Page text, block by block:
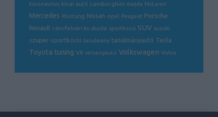
koronavírus kínai autó Lamborghini mazda McLaren
Mercedes Mustang Nissan opel Peugeot Porsche
Renault ráncfelvarrás skoda sportkocsi SUV suzuki
szuper-sportkocsi tanulmány tanulmányautó Tesla
Toyota tuning V8 versenyautó Volkswagen Volvo